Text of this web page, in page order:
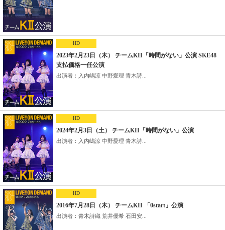
HD
2023年2月23日（木） チームKII「時間がない」公演 SKE48
支払価格一任公演
出演者：入内嶋涼 中野愛理 青木詩...
HD
2024年2月3日（土） チームKII「時間がない」公演
出演者：入内嶋涼 中野愛理 青木詩...
HD
2016年7月28日（木） チームKII 「0start」公演
出演者：青木詩織 荒井優希 石田安...